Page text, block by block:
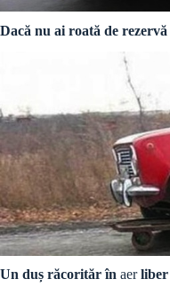
Dacă nu ai roată de rezervă
Un duș răcorităr în aerliber